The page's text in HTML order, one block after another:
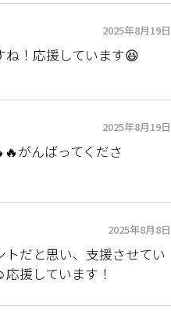
2025年8月19日
ね！応援しています😆
2025年8月19日
がんばってくださ
2025年8月8日
トだと思い、支援させてい
援しています！